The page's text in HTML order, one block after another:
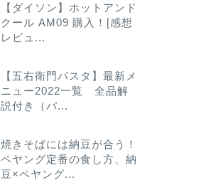
【ダイソン】ホットアンド
クール AM09 購入！[感想
レビュ...
【五右衛門パスタ】最新メ
ニュー2022一覧 全品解
説付き（パ...
焼きそばには納豆が合う！
ペヤング定番の食し方、納
豆×ペヤング...